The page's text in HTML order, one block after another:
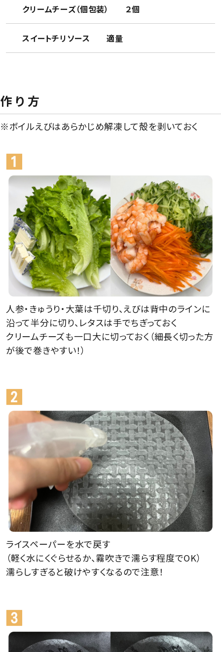
クリームチーズ（個包装） ２個
スイートチリソース 適量
作 り 方
※ボイルえびはあらかじめ解凍して殻を剥いておく
人参・きゅうり・大葉は千切り、えびは背中のラインに
沿って半分に切り、レタスは手でちぎっておく
クリームチーズも一口大に切っておく（細長く切った方
が後で巻きやすい！）
ライスペーパーを水で戻す
（軽く水にくぐらせるか、霧吹きで濡らす程度でOK）
濡らしすぎると破けやすくなるので注意！